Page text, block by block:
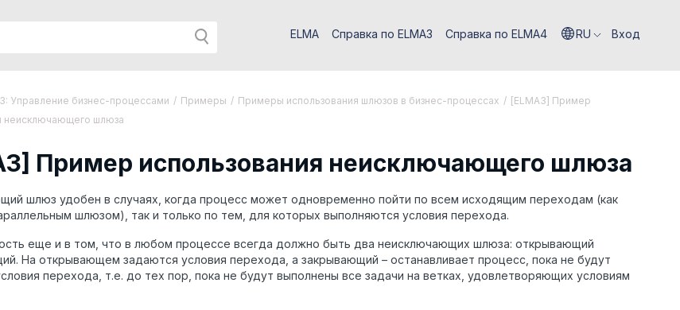
ELMA Справка по ELMA3 Справка по ELMA4 RU Вход
Управление бизнес-процессами / Примеры / Примеры использования шлюзов в бизнес-процессах / [ELMA3] Пример
неисключающего шлюза
Пример использования неисключающего шлюза
шлюз удобен в случаях, когда процесс может одновременно пойти по всем исходящим переходам (как
шлюзом), так и только по тем, для которых выполняются условия перехода.
еще и в том, что в любом процессе всегда должно быть два неисключающих шлюза: открывающий
На открывающем задаются условия перехода, а закрывающий – останавливает процесс, пока не будут
перехода, т.е. до тех пор, пока не будут выполнены все задачи на ветках, удовлетворяющих условиям